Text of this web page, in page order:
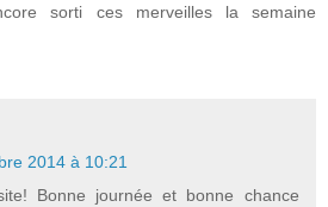
sorti ces merveilles la semaine
2014 à 10:21
Bonne journée et bonne chance